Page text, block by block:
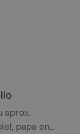
aprox.
papa en